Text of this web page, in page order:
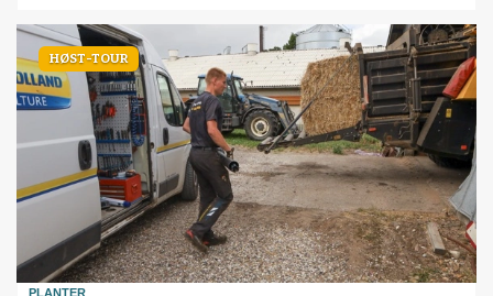
HØST-TOUR
PLANTER